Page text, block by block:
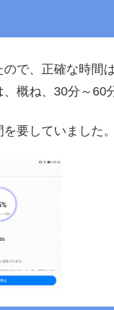
で、正確な時間
概ね、30分～60
要していました